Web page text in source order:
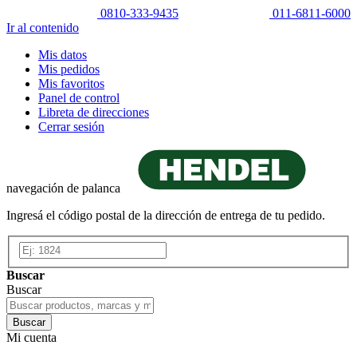
0810-333-9435
011-6811-6000
Ir al contenido
Mis datos
Mis pedidos
Mis favoritos
Panel de control
Libreta de direcciones
Cerrar sesión
navegación de palanca
Ingresá el código postal de la dirección de entrega de tu pedido.
Buscar
Buscar
Buscar
Mi cuenta